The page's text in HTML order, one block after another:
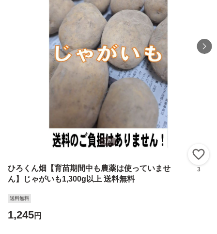
1/3
ひろくん畑【育苗期間中も農薬は使っていませ
ん】じゃがいも1,300g以上 送料無料
3
送料無料
1,245円